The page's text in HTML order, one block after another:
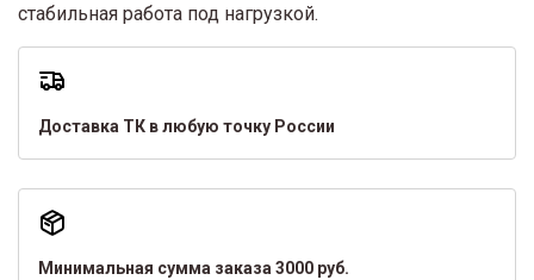
стабильная работа под нагрузкой.
Доставка ТК в любую точку России
Минимальная сумма заказа 3000 руб.